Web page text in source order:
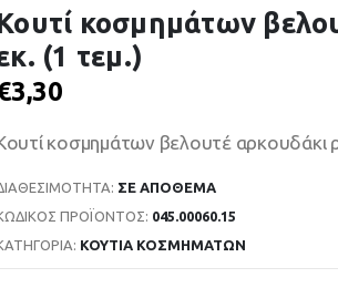
κοσμημάτων
(1 τεμ.)
3,30
κοσμημάτων βελουτέ αρκουδάκι
ΣΕ ΑΠΌΘΕΜΑ
ΠΡΟΪΌΝΤΟΣ: 045.00060.15
ΚΟΥΤΙΑ ΚΟΣΜΗΜΑΤΩΝ